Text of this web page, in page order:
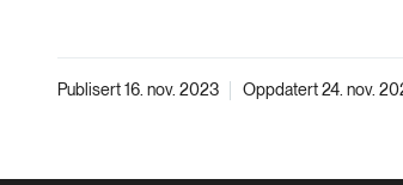
Publisert 16. nov. 2023 Oppdatert 24. nov.